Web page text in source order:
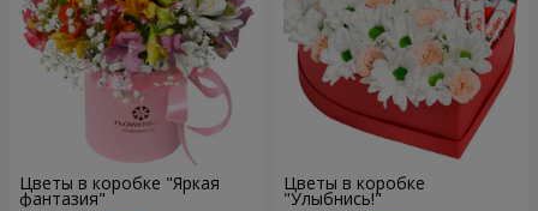
Цветы в коробке "Яркая
фантазия"
Цветы в коробке
"Улыбнись!"